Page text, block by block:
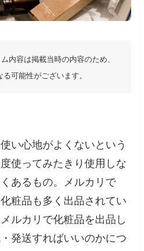
内容は掲載当時の内容のため、
可能性がございます。
い心地がよくないという
使ってみたきり使用しな
あるもの。メルカリで
粧品も多く出品されてい
ルカリで化粧品を出品し
発送すればいいのかにつ